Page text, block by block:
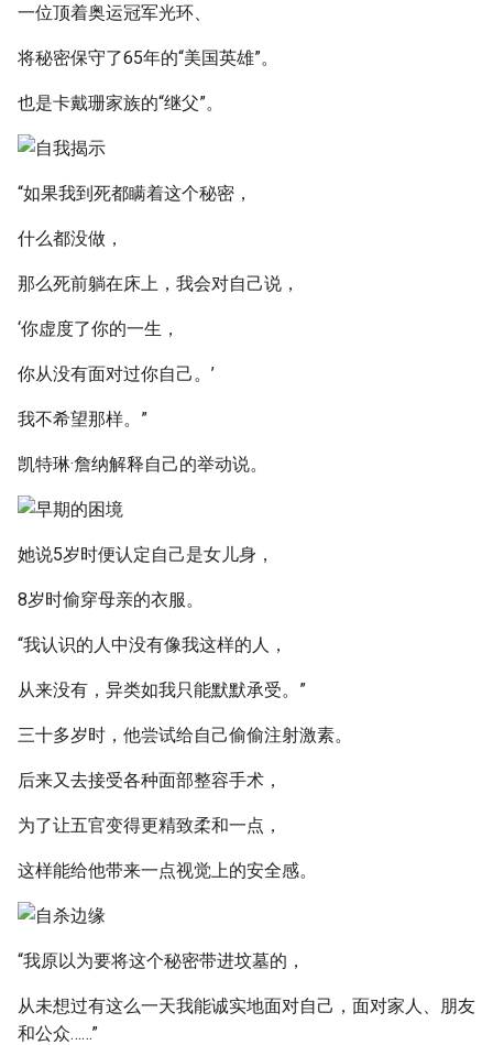
一位顶着奥运冠军光环、
将秘密保守了65年的“美国英雄”。
也是卡戴珊家族的“继父”。
“如果我到死都瞒着这个秘密，
什么都没做，
那么死前躺在床上，我会对自己说，
‘你虚度了你的一生，
你从没有面对过你自己。’
我不希望那样。”
凯特琳·詹纳解释自己的举动说。
她说5岁时便认定自己是女儿身，
8岁时偷穿母亲的衣服。
“我认识的人中没有像我这样的人，
从来没有，异类如我只能默默承受。”
三十多岁时，他尝试给自己偷偷注射激素。
后来又去接受各种面部整容手术，
为了让五官变得更精致柔和一点，
这样能给他带来一点视觉上的安全感。
“我原以为要将这个秘密带进坟墓的，
从未想过有这么一天我能诚实地面对自己，面对家人、朋友
和公众……”